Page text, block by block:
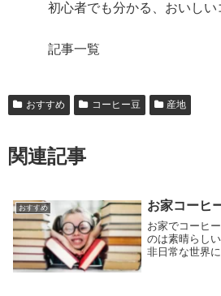
初心者でも分かる、おいし
記事一覧
おすすめ コーヒー豆 産地
関連記事
おすすめ お家コーヒ
お家でコーヒ
のは素晴らし
非日常な世界